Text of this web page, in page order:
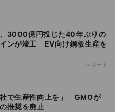
3000億円投じた40年ぶりの
ンが竣工 EV向け鋼板生産を
レポート
社で生産性向上を」 GMOが
推奨を廃止